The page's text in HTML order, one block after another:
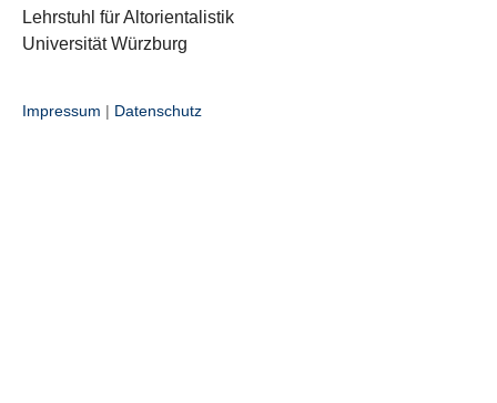
Lehrstuhl für Altorientalistik
Universität Würzburg
Impressum | Datenschutz